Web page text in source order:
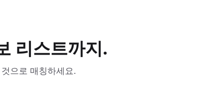
리스트까지.
으로 매칭하세요.